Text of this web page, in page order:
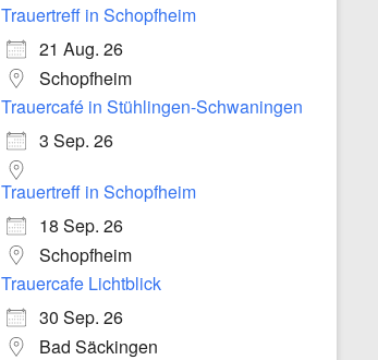
Trauertreff in Schopfheim
21 Aug. 26
Schopfheim
Trauercafé in Stühlingen-Schwaningen
3 Sep. 26
Trauertreff in Schopfheim
18 Sep. 26
Schopfheim
Trauercafe Lichtblick
30 Sep. 26
Bad Säckingen